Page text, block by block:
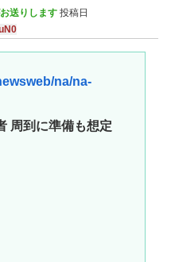
送りします 投稿日
na/na-
周到に準備も想定